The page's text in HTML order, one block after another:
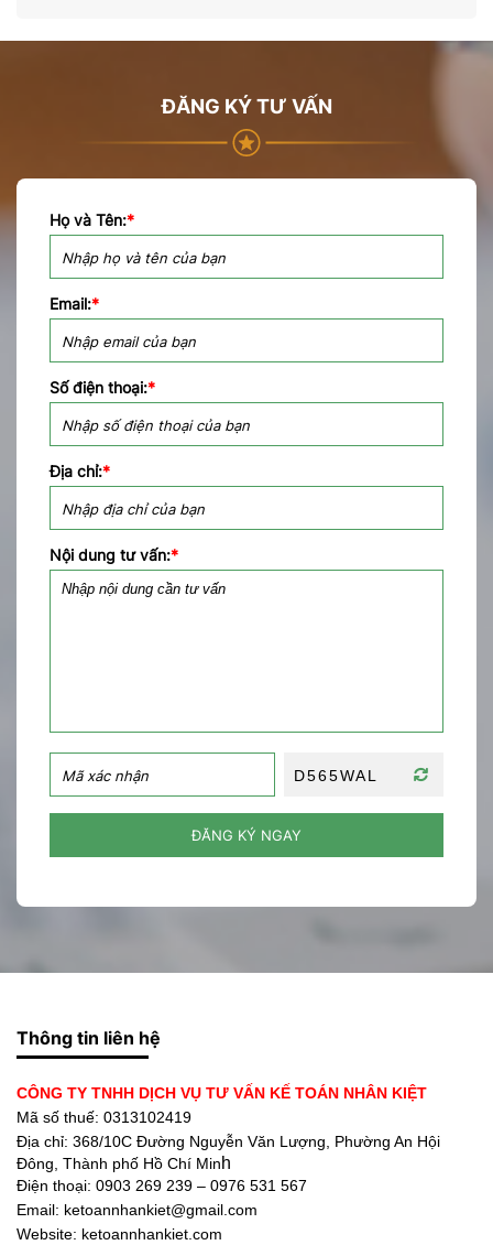
ĐĂNG KÝ TƯ VẤN
Họ và Tên:*
Email:*
Số điện thoại:*
Địa chỉ:*
Nội dung tư vấn:*
ĐĂNG KÝ NGAY
Thông tin liên hệ
CÔNG TY TNHH DỊCH VỤ TƯ VẤN KẾ TOÁN NHÂN KIỆT
Mã số thuế: 0313102419
Địa chỉ: 368/10C Đường Nguyễn Văn Lượng, Phường An Hội
Đông, Thành phố Hồ Chí Minh
Điện thoại: 0903 269 239 – 0976 531 567
Email: ketoannhankiet@gmail.com
Website: ketoannhankiet.com